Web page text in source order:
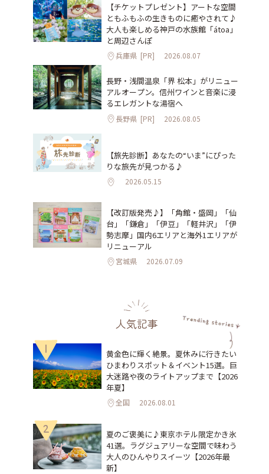
【チケットプレゼント】アートな空間
ともふもふの生きものに癒やされて♪
大人も楽しめる神戸の水族館「átoa」
と周辺さんぽ
兵庫県 [PR] 2026.08.07
長野・浅間温泉「界 松本」がリニュー
アルオープン。信州ワインと音楽に浸
るエレガントな湯宿へ
長野県 [PR] 2026.08.05
【旅先診断】あなたの“いま”にぴった
りな旅先が見つかる♪
2026.05.15
【改訂版発売♪】「角館・盛岡」「仙
台」「鎌倉」「伊豆」「軽井沢」「伊
勢志摩」国内6エリアと海外1エリアが
リニューアル
宮城県 2026.07.09
人気記事
1
黄金色に輝く絶景。夏休みに行きたい
ひまわりスポット＆イベント15選。巨
大迷路や夜のライトアップまで【2026
年夏】
全国 2026.08.01
2
夏のご褒美に♪東京ホテル限定かき氷
41選。ラグジュアリーな空間で味わう
大人のひんやりスイーツ【2026年最
新】